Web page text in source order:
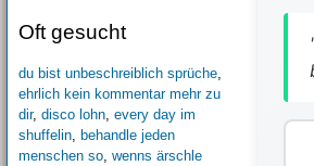
Oft gesucht
du bist unbeschreiblich sprüche,
ehrlich kein kommentar mehr zu
dir, disco lohn, every day im
shuffelin, behandle jeden
menschen so, wenns ärschle